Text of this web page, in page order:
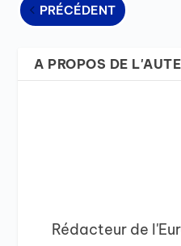
PRÉCÉDENT
A PROPOS DE
Rédacteur de